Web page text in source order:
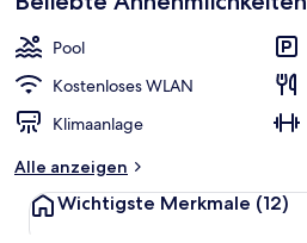
Pool
Kostenloses WLAN
Klimaanlage
Alle anzeigen
Wichtigste Merkmale (12)